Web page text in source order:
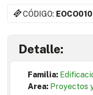
CÓDIGO:
Detalle:
Familia:
Area: Proyectos